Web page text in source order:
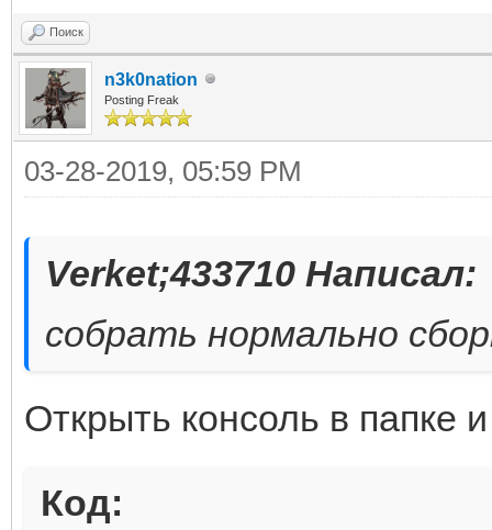
Поиск
n3k0nation
Posting Freak
03-28-2019, 05:59 PM
Verket;433710 Написал:
собрать нормально
Открыть консоль в папке
Код: